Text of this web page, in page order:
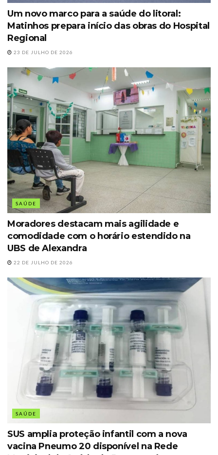
Um novo marco para a saúde do litoral:
Matinhos prepara início das obras do Hospital
Regional
23 DE JULHO DE 2026
SAÚDE
Moradores destacam mais agilidade e
comodidade com o horário estendido na
UBS de Alexandra
22 DE JULHO DE 2026
SAÚDE
SUS amplia proteção infantil com a nova
vacina Pneumo 20 disponível na Rede